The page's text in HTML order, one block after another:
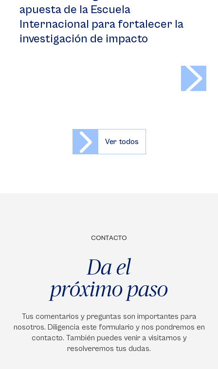
apuesta de la Escuela
Internacional para fortalecer la
investigación de impacto
Ver todos
CONTACTO
Da el
próximo paso
Tus comentarios y preguntas son importantes para
nosotros. Diligencia este formulario y nos pondremos en
contacto. También puedes venir a visitarnos y
resolveremos tus dudas.